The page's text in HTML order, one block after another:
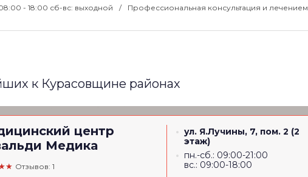
- 18:00 сб-вс: выходной
Профессиональная консультация и лечением
к Курасовщине районах
центр
Медика
Отзывов: 1
ул. Я.Лучины, 7, пом. 2 (2
этаж)
пн.-сб.: 09:00-21:00
вс.: 09:00-18:00